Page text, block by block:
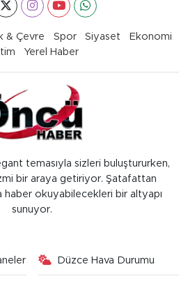
& Çevre Spor Siyaset
Ekonomi
Yerel Haber
temasıyla sizleri buluştururken,
bir araya getiriyor. Şatafattan
haber okuyabilecekleri bir altyapı
sunuyor.
Düzce Hava Durumu